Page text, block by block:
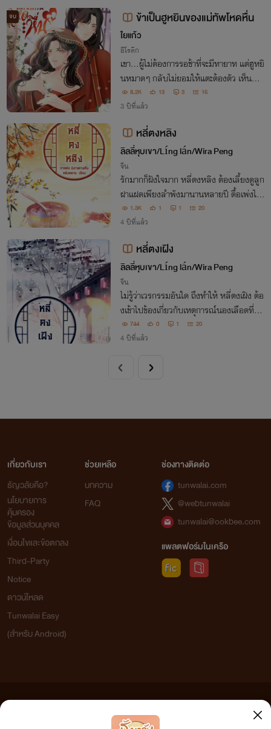
จบ ข้าเป็นฮูหยินของแม่ทัพโหดหื่น
ใยแก้ว
อีโรติก
เขา...ผู้ไม่ต้องการรอช้าที่จะมีทายาท แต่ฮูหยิ
นหมาดๆ กลับไม่ยอมให้แตะต้องตัว เห็นทีงา
นนี้เขาจะต้องทำให้นางหายหวาดกลัวแล้วยอ
มถวายตัวให้เขาแทนเสียแล้ว มะ แม่ทัพให
ญ่ผู้นี้ดูท่าจะไม่ได้แค่โหด แต่หื่นด้วย!
8.2K 13 3 16
3 ปีที่แล้ว
หลี่ตงหลิง
ลิลลี่หุบเขา/Líng lán/Wira Peng
จีน
รักมากก็ฝังใจมาก หลี่ตงหลิง ต้องเลี้ยงดูลูก
ฝาแฝดเพียงลำพังมานานหลายปี ดื้อเพ่งไม่
ยอมแต่งงานใหม่เพราะยังรอ มู่อิ่น หวนคืนก
ลับมา คิดไม่ถึงว่าการเดินทางครั้งนี้เขาจะพบ
ภรรยาที่กลายสภาพเป็นผักใกล้ตาย
1.3K 1 1 20
4 ปีที่แล้ว
หลี่ตงเฝิง
ลิลลี่หุบเขา/Líng lán/Wira Peng
จีน
ไม่รู้ว่าเวรกรรมอันใด ถึงทำให้ หลี่ตงเฝิง ต้อ
งเข้าไปข้องเกี่ยวกับเหตุการณ์นองเลือดที่มี
อู๋ถิงเป้ย สตรีเจ้าปัญหาที่ชอบทำให้หัวใจของ
เขาเกิดอาการผิดปกติ
744 0 1 20
4 ปีที่แล้ว
เกี่ยวกับเรา
ธัญวลัยคือ?
นโยบายการ
คุ้มครอง
ข้อมูลส่วนบุคคล
เงื่อนไขและข้อตกลง
Third-Party
Notice
ดาวน์โหลด
Tunwalai Easy
(สำหรับ Android)
ช่วยเหลือ
บทความ
FAQ
ช่องทางติดต่อ
tunwalai.com
@webtunwalai
tunwalai@ookbee.com
แพลตฟอร์มในเครือ
เว็บไซต์แห่งนี้ไม่ได้เห็นด้วยและไม่ขอรับผิดชอบต่อข้อความใดๆ ทั้งสิ้น ดังนั้นผู้อ่านทุกท่านโปรดใช้